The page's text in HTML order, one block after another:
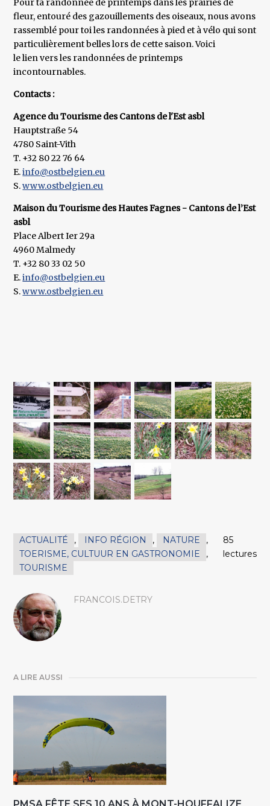
Pour ta randonnée de printemps dans les prairies de
fleur, entouré des gazouillements des oiseaux, nous avons
rassemblé pour toi les randonnées à pied et à vélo qui sont
particulièrement belles lors de cette saison. Voici
le lien vers les randonnées de printemps
incontournables.
Contacts :
Agence du Tourisme des Cantons de l'Est asbl
Hauptstraße 54
4780 Saint-Vith
T. +32 80 22 76 64
E.info@ostbelgien.eu
S.www.ostbelgien.eu
Maison du Tourisme des Hautes Fagnes - Cantons de l’Est
asbl
Place Albert Ier 29a
4960 Malmedy
T. +32 80 33 02 50
E.info@ostbelgien.eu
S.www.ostbelgien.eu
ACTUALITÉ , INFO RÉGION , NATURE
,
TOERISME, CULTUUR EN GASTRONOMIE
,
TOURISME
85
lectures
FRANCOIS.DETRY
A LIRE AUSSI